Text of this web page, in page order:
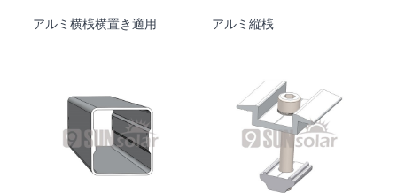
アルミ横桟横置き適用 アルミ縦桟